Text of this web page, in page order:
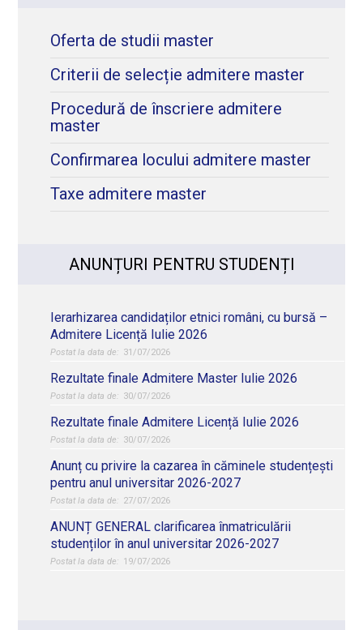
Oferta de studii master
Criterii de selecție admitere master
Procedură de înscriere admitere
master
Confirmarea locului admitere master
Taxe admitere master
ANUNȚURI PENTRU STUDENȚI
Ierarhizarea candidaților etnici români, cu bursă –
Admitere Licență Iulie 2026
31/07/2026
Rezultate finale Admitere Master Iulie 2026
30/07/2026
Rezultate finale Admitere Licență Iulie 2026
30/07/2026
Anunț cu privire la cazarea în căminele studențești
pentru anul universitar 2026-2027
27/07/2026
ANUNȚ GENERAL clarificarea înmatriculării
studenților în anul universitar 2026-2027
19/07/2026